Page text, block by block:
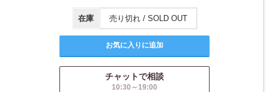
在庫 売り切れ / SOLD OUT
チャットで相談
10:30～19:00